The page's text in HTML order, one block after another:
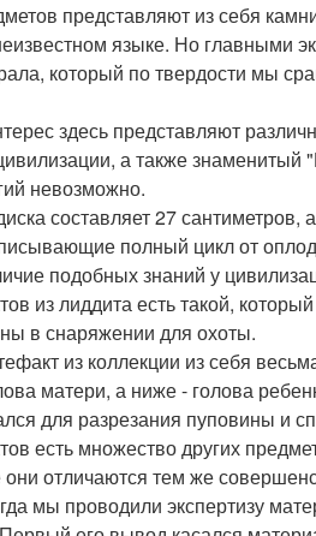
представляют из себя
языке. Но главными
который по твердости мы
здесь представляют
а также знаменитый
невозможно.
составляет 27
полный цикл от
подобных знаний у
из лиддита есть такой,
в снаряжении для охоты.
из коллекции из себя
матери, а ниже - голова
для разрезания пуповины и
есть множество других
отличаются тем же
мы проводили экспертизу